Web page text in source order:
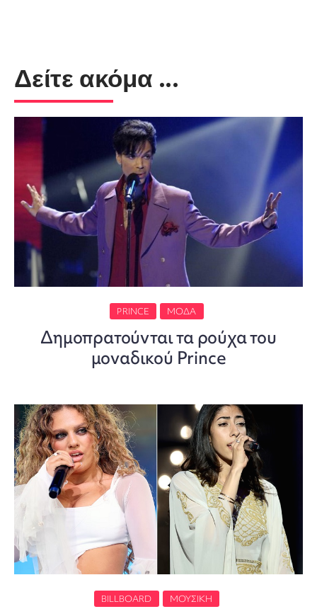
Δείτε ακόμα ...
PRINCE ΜΌΔΑ
Δημοπρατούνται τα ρούχα του
μοναδικού Prince
BILLBOARD ΜΟΥΣΙΚΉ